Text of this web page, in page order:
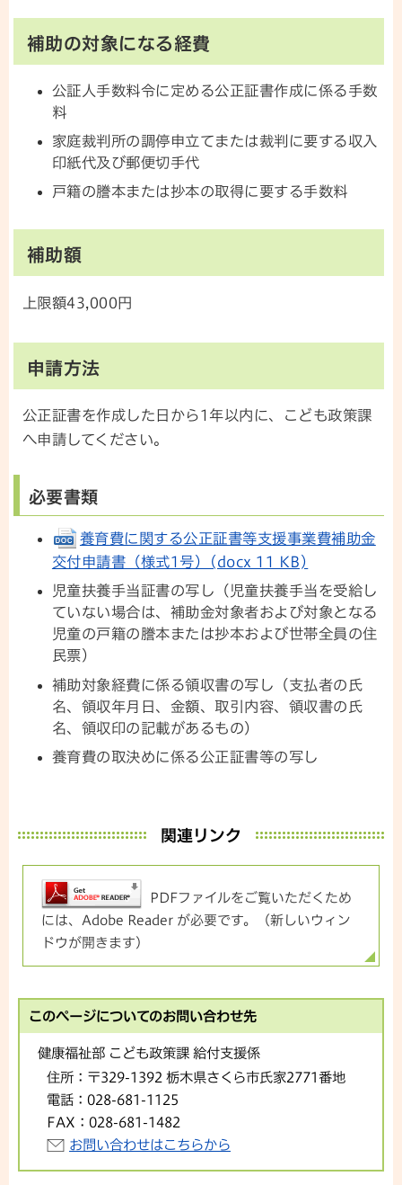
補助の対象になる経費
公証人手数料令に定める公正証書作成に係る手数
料
家庭裁判所の調停申立てまたは裁判に要する収入
印紙代及び郵便切手代
戸籍の謄本または抄本の取得に要する手数料
補助額
上限額43,000円
申請方法
公正証書を作成した日から1年以内に、こども政策課
へ申請してください。
必要書類
養育費に関する公正証書等支援事業費補助金
交付申請書（様式1号）(docx 11 KB)
児童扶養手当証書の写し（児童扶養手当を受給し
ていない場合は、補助金対象者および対象となる
児童の戸籍の謄本または抄本および世帯全員の住
民票）
補助対象経費に係る領収書の写し（支払者の氏
名、領収年月日、金額、取引内容、領収書の氏
名、領収印の記載があるもの）
養育費の取決めに係る公正証書等の写し
関連リンク
PDFファイルをご覧いただくため
には、Adobe Reader が必要です。（新しいウィン
ドウが開きます）
このページについてのお問い合わせ先
健康福祉部 こども政策課 給付支援係
住所： 〒329-1392 栃木県さくら市氏家2771番地
電話： 028-681-1125
FAX： 028-681-1482
お問い合わせはこちらから